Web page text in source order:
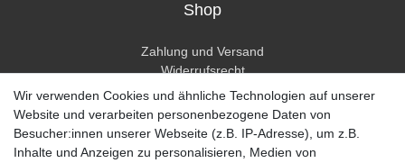
Shop
Zahlung und Versand
Widerrufsrecht
Widerrufsformular
Hilfe
Mein Konto
Wir verwenden Cookies und ähnliche Technologien auf unserer
Website und verarbeiten personenbezogene Daten von
Besucher:innen unserer Webseite (z.B. IP-Adresse), um z.B.
Inhalte und Anzeigen zu personalisieren, Medien von